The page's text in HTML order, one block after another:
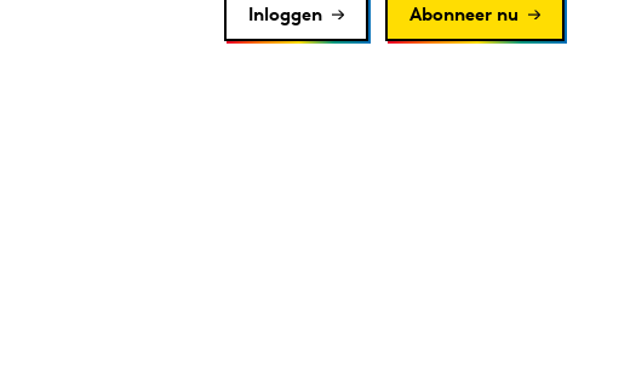
Inloggen Abonneer nu